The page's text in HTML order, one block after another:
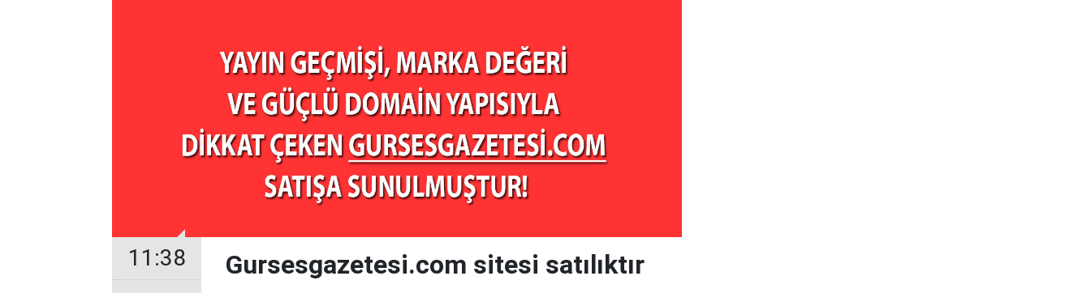
11:38 Gursesgazetesi.com sitesi satılıktır